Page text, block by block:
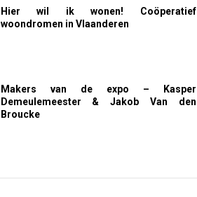
Hier wil ik wonen! Coöperatief
woondromen in Vlaanderen
Makers van de expo – Kasper
Demeulemeester & Jakob Van den
Broucke